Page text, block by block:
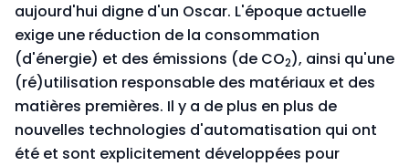
aujourd'hui digne d'un Oscar. L'époque actuelle
exige une réduction de la consommation
(d'énergie) et des émissions (de CO2), ainsi qu'une
(ré)utilisation responsable des matériaux et des
matières premières. Il y a de plus en plus de
nouvelles technologies d'automatisation qui ont
été et sont explicitement développées pour